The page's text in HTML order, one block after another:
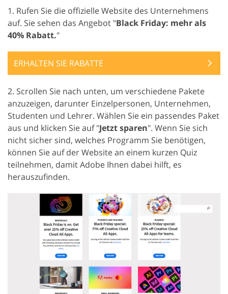
1. Rufen Sie die offizielle Website des Unternehmens
auf. Sie sehen das Angebot "Black Friday: mehr als
40% Rabatt."
ERHALTEN SIE RABATTE
2. Scrollen Sie nach unten, um verschiedene Pakete
anzuzeigen, darunter Einzelpersonen, Unternehmen,
Studenten und Lehrer. Wählen Sie ein passendes Paket
aus und klicken Sie auf "Jetzt sparen". Wenn Sie sich
nicht sicher sind, welches Programm Sie benötigen,
können Sie auf der Website an einem kurzen Quiz
teilnehmen, damit Adobe Ihnen dabei hilft, es
herauszufinden.